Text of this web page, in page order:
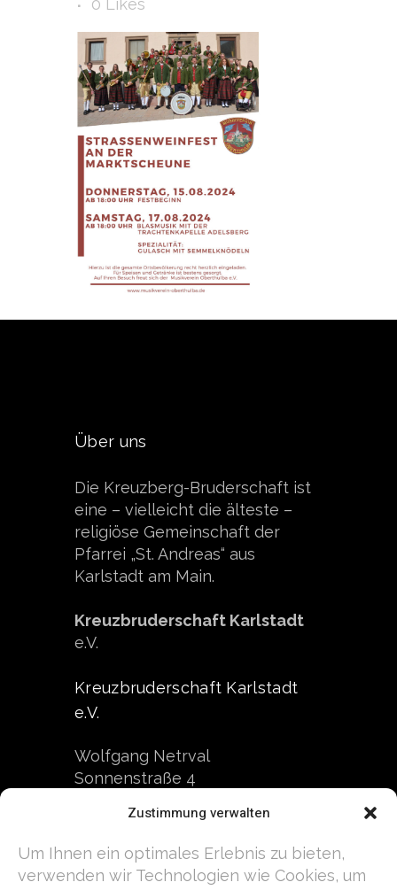
Zustimmung verwalten
Um Ihnen ein optimales Erlebnis zu bieten,
verwenden wir Technologien wie Cookies, um
0 Likes
Über uns
Die Kreuzberg-Bruderschaft ist
eine – vielleicht die älteste –
religiöse Gemeinschaft der
Pfarrei „St. Andreas“ aus
Karlstadt am Main.
Kreuzbruderschaft Karlstadt
e.V.
Kreuzbruderschaft Karlstadt
e.V.
Wolfgang Netrval
Sonnenstraße 4
Kontakt